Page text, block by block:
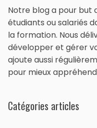
Notre blog a pour but
étudiants ou salariés
la formation. Nous
développer et gérer
ajoute aussi
pour mieux
Catégories articles